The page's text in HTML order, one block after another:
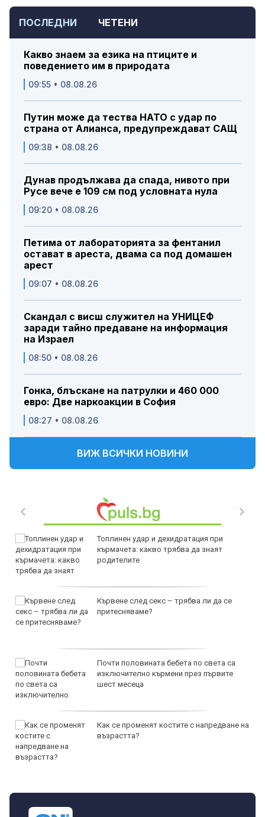
ПОСЛЕДНИ ЧЕТЕНИ
Какво знаем за езика на птиците и
поведението им в природата
09:55 • 08.08.26
Путин може да тества НАТО с удар по
страна от Алианса, предупреждават САЩ
09:38 • 08.08.26
Дунав продължава да спада, нивото при
Русе вече е 109 см под условната нула
09:20 • 08.08.26
Петима от лабораторията за фентанил
остават в ареста, двама са под домашен
арест
09:07 • 08.08.26
Скандал с висш служител на УНИЦЕФ
заради тайно предаване на информация
на Израел
08:50 • 08.08.26
Гонка, блъскане на патрулки и 460 000
евро: Две наркоакции в София
08:27 • 08.08.26
ВИЖ ВСИЧКИ НОВИНИ
Топлинен удар и дехидратация при
кърмачета: какво трябва да знаят
родителите
Кървене след секс – трябва ли да се
притесняваме?
Почти половината бебета по света са
изключително кърмени през първите
шест месеца
Как се променят костите с напредване на
възрастта?